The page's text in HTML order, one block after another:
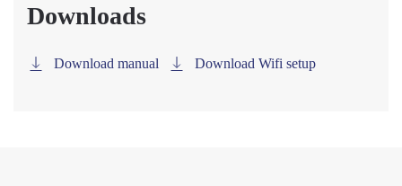
Downloads
Download manual Download Wifi setup